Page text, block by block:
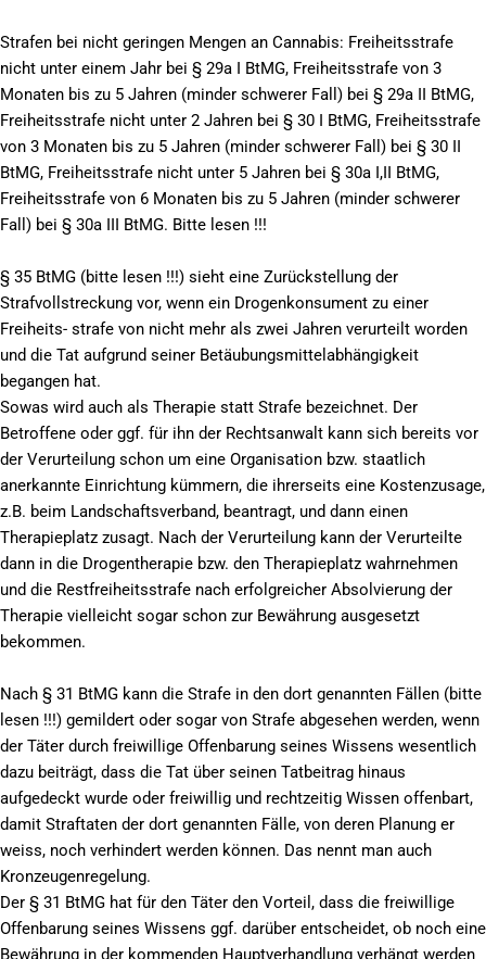
Strafen bei nicht geringen Mengen an Cannabis: Freiheitsstrafe
nicht unter einem Jahr bei § 29a I BtMG, Freiheitsstrafe von 3
Monaten bis zu 5 Jahren (minder schwerer Fall) bei § 29a II BtMG,
Freiheitsstrafe nicht unter 2 Jahren bei § 30 I BtMG, Freiheitsstrafe
von 3 Monaten bis zu 5 Jahren (minder schwerer Fall) bei § 30 II
BtMG, Freiheitsstrafe nicht unter 5 Jahren bei § 30a I,II BtMG,
Freiheitsstrafe von 6 Monaten bis zu 5 Jahren (minder schwerer
Fall) bei § 30a III BtMG. Bitte lesen !!!
§ 35 BtMG (bitte lesen !!!) sieht eine Zurückstellung der
Strafvollstreckung vor, wenn ein Drogenkonsument zu einer
Freiheits- strafe von nicht mehr als zwei Jahren verurteilt worden
und die Tat aufgrund seiner Betäubungsmittelabhängigkeit
begangen hat.
Sowas wird auch als Therapie statt Strafe bezeichnet. Der
Betroffene oder ggf. für ihn der Rechtsanwalt kann sich bereits vor
der Verurteilung schon um eine Organisation bzw. staatlich
anerkannte Einrichtung kümmern, die ihrerseits eine Kostenzusage,
z.B. beim Landschaftsverband, beantragt, und dann einen
Therapieplatz zusagt. Nach der Verurteilung kann der Verurteilte
dann in die Drogentherapie bzw. den Therapieplatz wahrnehmen
und die Restfreiheitsstrafe nach erfolgreicher Absolvierung der
Therapie vielleicht sogar schon zur Bewährung ausgesetzt
bekommen.
Nach § 31 BtMG kann die Strafe in den dort genannten Fällen (bitte
lesen !!!) gemildert oder sogar von Strafe abgesehen werden, wenn
der Täter durch freiwillige Offenbarung seines Wissens wesentlich
dazu beiträgt, dass die Tat über seinen Tatbeitrag hinaus
aufgedeckt wurde oder freiwillig und rechtzeitig Wissen offenbart,
damit Straftaten der dort genannten Fälle, von deren Planung er
weiss, noch verhindert werden können. Das nennt man auch
Kronzeugenregelung.
Der § 31 BtMG hat für den Täter den Vorteil, dass die freiwillige
Offenbarung seines Wissens ggf. darüber entscheidet, ob noch eine
Bewährung in der kommenden Hauptverhandlung verhängt werden